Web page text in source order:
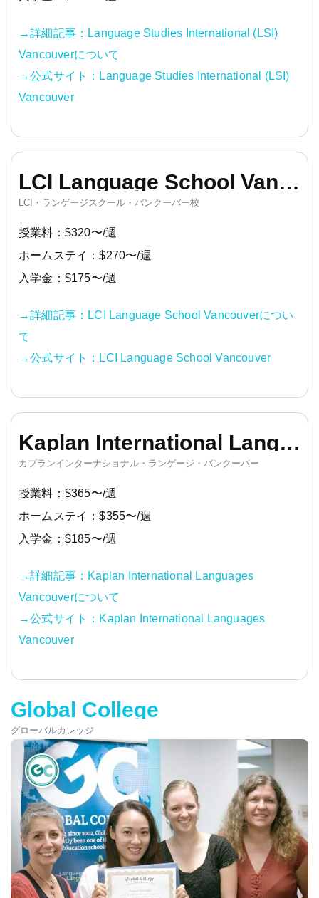
→詳細記事：Language Studies International (LSI)
Vancouverについて
→公式サイト：Language Studies International (LSI)
Vancouver
LCI Language School Vancouver
LCI・ランゲージスクール・バンクーバー校
授業料：$320〜/週
ホームステイ：$270〜/週
入学金：$175〜/週
→詳細記事：LCI Language School Vancouverについ
て
→公式サイト：LCI Language School Vancouver
Kaplan International Languages Vancouver
カプランインターナショナル・ランゲージ・バンクーバー
授業料：$365〜/週
ホームステイ：$355〜/週
入学金：$185〜/週
→詳細記事：Kaplan International Languages
Vancouverについて
→公式サイト：Kaplan International Languages
Vancouver
Global College
グローバルカレッジ